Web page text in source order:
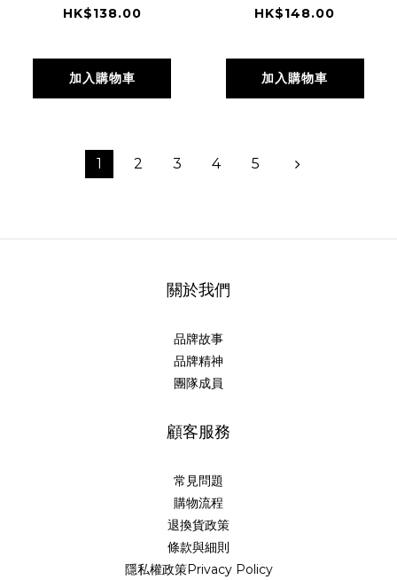
高效保濕細緻持久
8705 TK260802
HK$138.00
加入購物車
曬隔離霜 SPF48
TK260801
HK$148.00
加入購物車
1 2 3 4 5
關於我們
品牌故事
品牌精神
團隊成員
顧客服務
常見問題
購物流程
退換貨政策
條款與細則
隱私權政策Privacy Policy